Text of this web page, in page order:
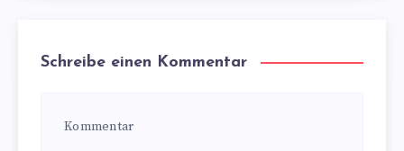
Schreibe einen Kommentar